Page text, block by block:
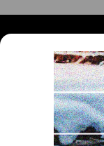
Поиск запчастей
Для